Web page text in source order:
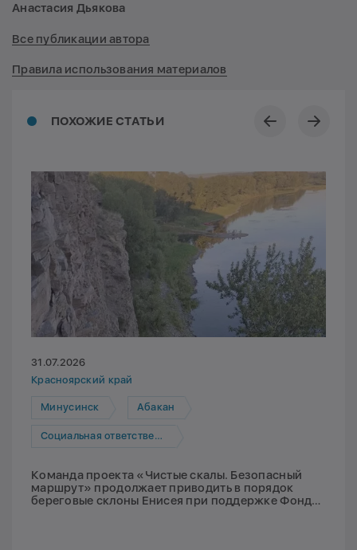
ПОХОЖИЕ СТАТЬИ
31.07.2026
Красноярский край
Минусинск Абакан
Социальная ответственность
Команда проекта «Чистые скалы. Безопасный
маршрут» продолжает приводить в порядок
береговые склоны Енисея при поддержке Фонда
Анастасия Дьякова
Все публикации автора
Правила использования материалов